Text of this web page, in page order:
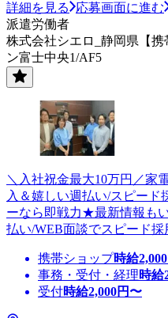
詳細を見る
応募画面に進む
派遣労働者
株式会社シエロ_静岡県【
ン富士中央1/AF5
＼入社祝金最大10万円／家
入＆嬉しい週払い/スピー
ーなら即戦力★最新情報も
払い/WEB面談でスピード
携帯ショップ時給2,000
事務・受付・経理時給
受付時給2,000円〜